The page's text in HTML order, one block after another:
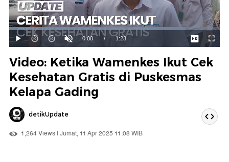
Mainkan
Suara
Hidup
Waktu
ini
0:00 / Durasi
1:23
Dimuat:
83.62%
Video: Ketika Wamenkes Ikut Cek
Kesehatan Gratis di Puskesmas
Kelapa Gading
detikUpdate
1,264 Views | Jumat, 11 Apr 2025 11:08 WIB